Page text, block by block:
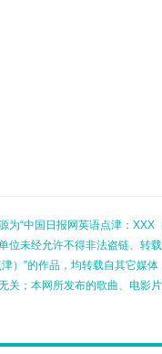
为“中国日报网英语点津：
位未经允许不得非法盗链、转
）”的作品，均转载自其它媒
关；本网所发布的歌曲、电影